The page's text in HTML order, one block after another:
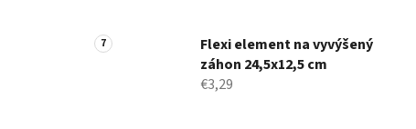
Flexi element na vyvýšený
záhon 24,5x12,5 cm
€3,29